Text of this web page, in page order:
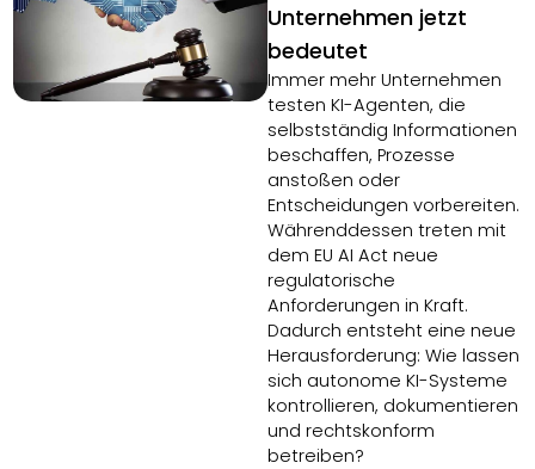
Unternehmen jetzt
bedeutet
Immer mehr Unternehmen
testen KI-Agenten, die
selbstständig Informationen
beschaffen, Prozesse
anstoßen oder
Entscheidungen vorbereiten.
Währenddessen treten mit
dem EU AI Act neue
regulatorische
Anforderungen in Kraft.
Dadurch entsteht eine neue
Herausforderung: Wie lassen
sich autonome KI-Systeme
kontrollieren, dokumentieren
und rechtskonform
betreiben?